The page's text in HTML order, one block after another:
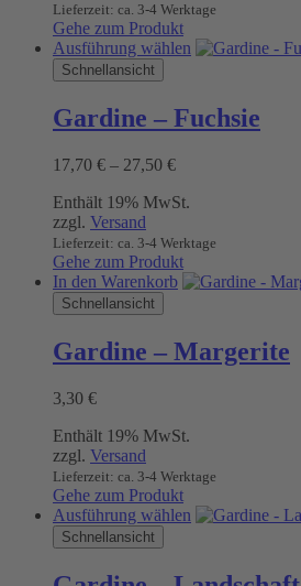
der
gewählt
Lieferzeit: ca. 3-4 Werktage
Gehe zum Produkt
Ausführung wählen Dieses
mehrere
Varianten
der
gewählt
Schnellansicht
Gardine – Fuchsie
17,70 € – 27,50 €Preisspanne:
bis
Enthält 19% MwSt.
zzgl. Versand
Lieferzeit: ca. 3-4 Werktage
Gehe zum Produkt
In den Warenkorb
Schnellansicht
Gardine – Margerite
3,30 €
Enthält 19% MwSt.
zzgl. Versand
Lieferzeit: ca. 3-4 Werktage
Gehe zum Produkt
Ausführung wählen Dieses
mehrere
Schnellansicht